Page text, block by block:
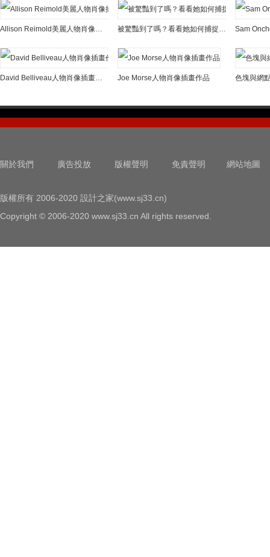
Allison Reimold美麗人物肖像插畫 被驚豔到了嗎？看看她如何捕捉人物肖像的靈魂
David Belliveau人物肖像插畫作品 Joe Morse人物肖像插畫作品
關於我們 廣告投放 版權聲明 免責聲明 網站地圖
版權所有 2006-2020 設計之家(www.sj33.cn)
Copyright © 2006-2020 www.sj33.cn All rights reserved.